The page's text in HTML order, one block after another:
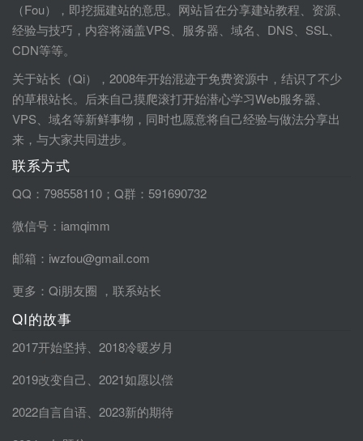
（Fou），即挖掘建站的意思。网站旨在分享建站教程、资源、
经验与技巧，内容将涵盖VPS、服务器、域名、DNS、SSL、
CDN等等。
关于站长（Qi），2008年开始混迹于免费资源中，结识了不少
的草根站长。后来自己摸爬滚打开始潜心学习Web服务器、
VPS、域名等新鲜事物，同时也愿意将自己经验与做法分享出
来，与大家共同进步。
联系方式
QQ：798558110；Q群：591690732
微信号：iamqimm
邮箱：iwzfou@gmail.com
更多： Qi朋友圈 ， 联系站长
QI的故事
2017开始坚持、 2018冷暖岁月
2019改变自己、 2021如愿以偿
2022自言自语、 2023新的期待